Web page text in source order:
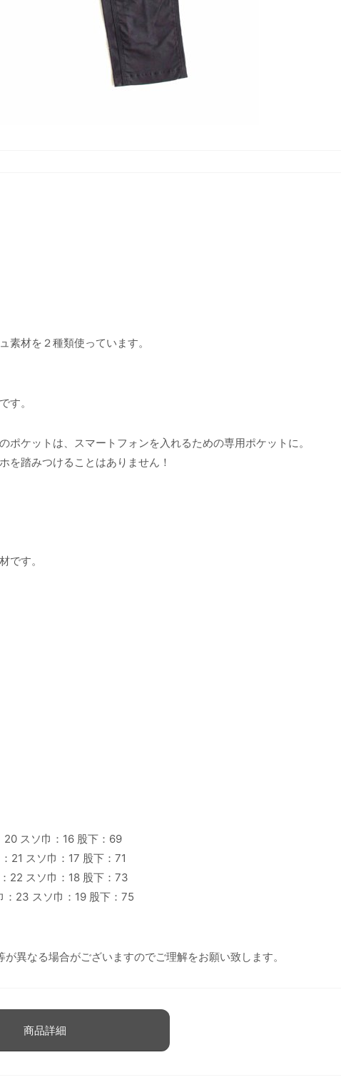
素材を２種類使っています。
す。
ケットは、スマートフォンを入れるための専用ポケットに。
を踏みつけることはありません！
です。
スソ巾：16 股下：69
21 スソ巾：17 股下：71
22 スソ巾：18 股下：73
23 スソ巾：19 股下：75
異なる場合がございますのでご理解をお願い致します。
商品詳細